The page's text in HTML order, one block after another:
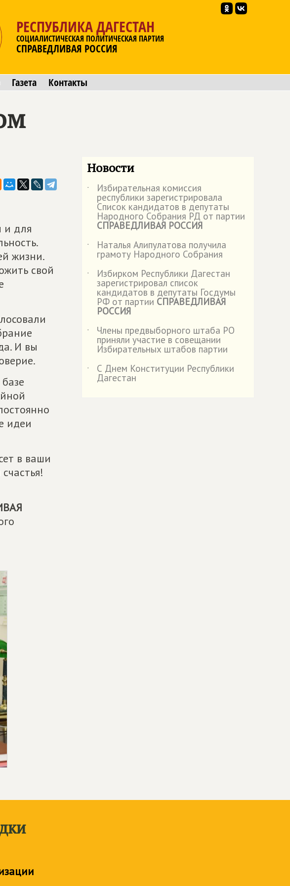
РЕСПУБЛИКА ДАГЕСТАН
СОЦИАЛИСТИЧЕСКАЯ ПОЛИТИЧЕСКАЯ ПАРТИЯ
СПРАВЕДЛИВАЯ РОССИЯ
Газета Контакты
и для
жизни.
свой
И вы
идеи
в ваши
Новости
˙ Избирательная комиссия
республики зарегистрировала
Список кандидатов в депутаты
Народного Собрания РД от партии
СПРАВЕДЛИВАЯ РОССИЯ
˙
Наталья Алипулатова получила
грамоту Народного Собрания
˙
Избирком Республики Дагестан
зарегистрировал список
кандидатов в депутаты Госдумы
РФ от партии СПРАВЕДЛИВАЯ
РОССИЯ
˙
Члены предвыборного штаба РО
приняли участие в совещании
Избирательных штабов партии
˙
С Днем Конституции Республики
Дагестан